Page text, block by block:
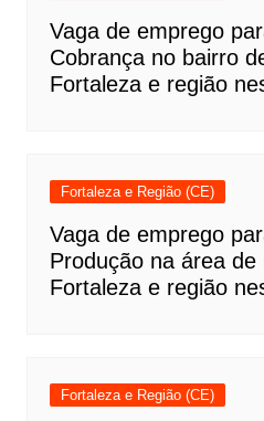
Vaga de emprego
Cobrança no bairro
Fortaleza e região
Fortaleza e Região (CE)
Vaga de emprego
Produção na área de
Fortaleza e região
Fortaleza e Região (CE)